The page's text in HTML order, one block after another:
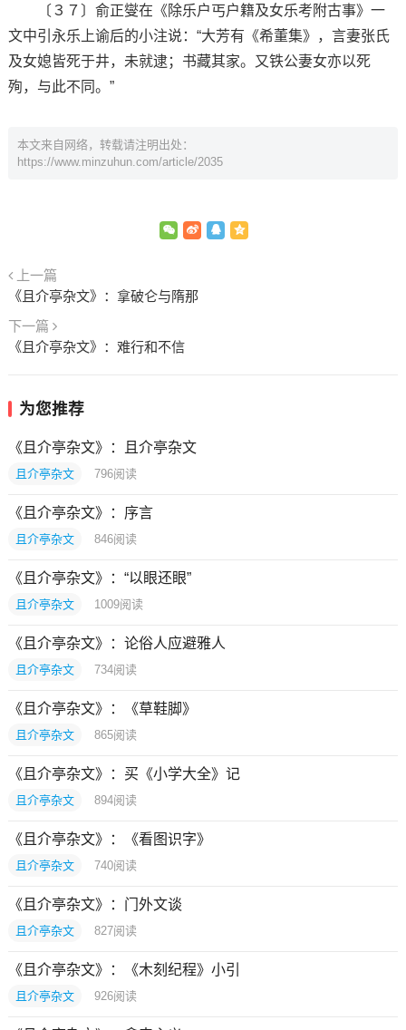
〔３７〕俞正燮在《除乐户丐户籍及女乐考附古事》一
文中引永乐上谕后的小注说：“大芳有《希董集》，言妻张氏
及女媳皆死于井，未就逮；书藏其家。又铁公妻女亦以死
殉，与此不同。”
本文来自网络，转载请注明出处：
https://www.minzuhun.com/article/2035
上一篇
《且介亭杂文》：拿破仑与隋那
下一篇
《且介亭杂文》：难行和不信
为您推荐
《且介亭杂文》：且介亭杂文
且介亭杂文 796阅读
《且介亭杂文》：序言
且介亭杂文 846阅读
《且介亭杂文》：“以眼还眼”
且介亭杂文 1009阅读
《且介亭杂文》：论俗人应避雅人
且介亭杂文 734阅读
《且介亭杂文》：《草鞋脚》
且介亭杂文 865阅读
《且介亭杂文》：买《小学大全》记
且介亭杂文 894阅读
《且介亭杂文》：《看图识字》
且介亭杂文 740阅读
《且介亭杂文》：门外文谈
且介亭杂文 827阅读
《且介亭杂文》：《木刻纪程》小引
且介亭杂文 926阅读